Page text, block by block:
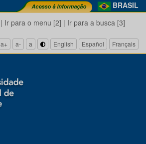
BRASIL
| Ir para o menu [2] | Ir para a busca [3]
a+ a- a English Español Français